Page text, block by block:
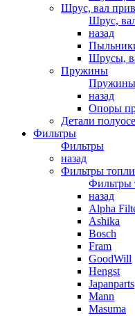
Шрус, вал
Шрус,
назад
Шрусы,
Пружины
Пружины
назад
Опоры
Детали
Фильтры
Фильтры
назад
Фильтры
Фильтры
назад
Alpha
Ashika
Bosch
Fram
GoodWill
Hengst
Japanparts
Mann
Masuma